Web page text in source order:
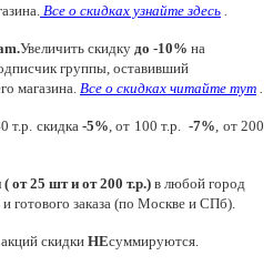
Все о скидках узнайте здесь
Увеличить скидку до -10% на
группы, оставивший
магазина. Все о скидках читайте тут
т.р. скидка -5% , от 100 т.р.-7% , от 200
от 25 шт и от 200 т.р.) в любой город
готового заказа (по Москве и СПб).
скидки НЕсуммируются.